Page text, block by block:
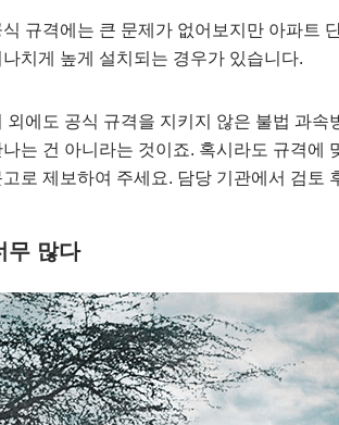
규격에는 큰 문제가 없어보지만 아파트
치게 높게 설치되는 경우가 있습니다.
외에도 공식 규격을 지키지 않은 불법 과
는 건 아니라는 것이죠. 혹시라도 규격에
로 제보하여 주세요. 담당 기관에서 검토
무 많다